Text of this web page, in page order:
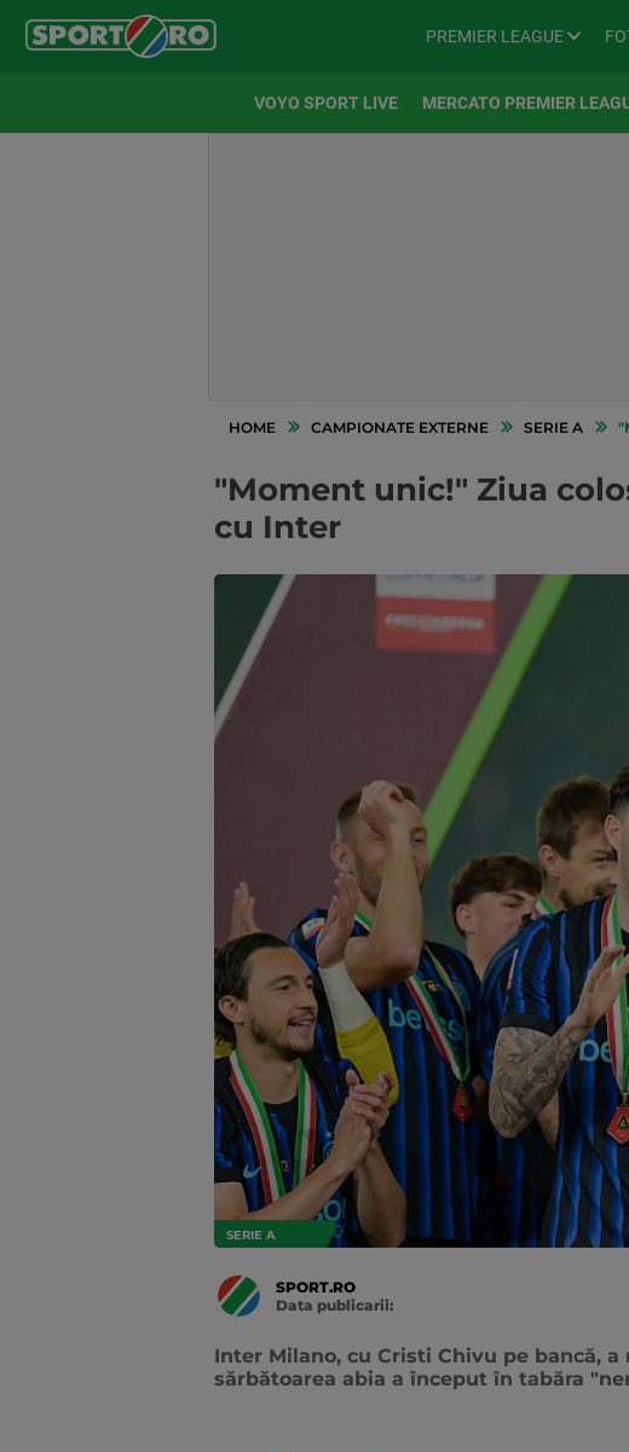
PREMIER LEAGUE
VOYO SPORT LIVE MERCATO PREMIER
HOME CAMPIONATE EXTERNE SERIE A
"Moment unic!" Ziua
cu Inter
SERIE A
SPORT.RO
Data publicarii:
Inter Milano, cu Cristi Chivu pe bancă,
sărbătoarea abia a început în tabăra